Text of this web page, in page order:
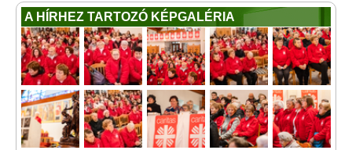
A HÍRHEZ TARTOZÓ KÉPGALÉRIA